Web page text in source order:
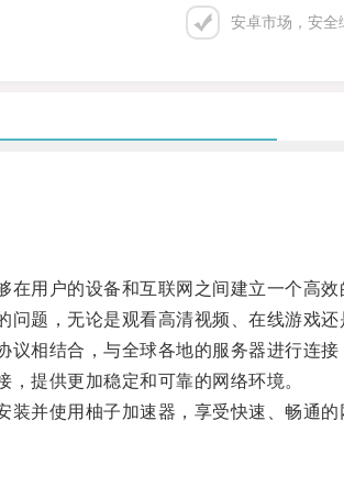
安卓市场，安全
用户的设备和互联网之间建立一个高效
，无论是观看高清视频、在线游戏还
结合，与全球各地的服务器进行连接
提供更加稳定和可靠的网络环境。
并使用柚子加速器，享受快速、畅通的